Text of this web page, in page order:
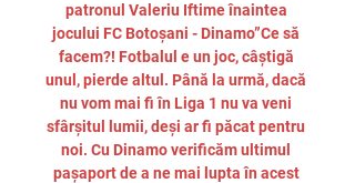
patronul Valeriu Iftime înaintea
jocului FC Botoșani - Dinamo”Ce să
facem?! Fotbalul e un joc, câștigă
unul, pierde altul. Până la urmă, dacă
nu vom mai fi în Liga 1 nu va veni
sfârșitul lumii, deși ar fi păcat pentru
noi. Cu Dinamo verificăm ultimul
pașaport de a ne mai lupta în acest